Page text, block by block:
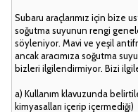
Subaru araçlarımız için bize
soğutma suyunun rengi
söyleniyor. Mavi ve yeşil
ancak aracımıza soğutma
bizleri ilgilendirmiyor. Bizi
a) Kullanım klavuzunda
kimyasalları içerip içermediği)